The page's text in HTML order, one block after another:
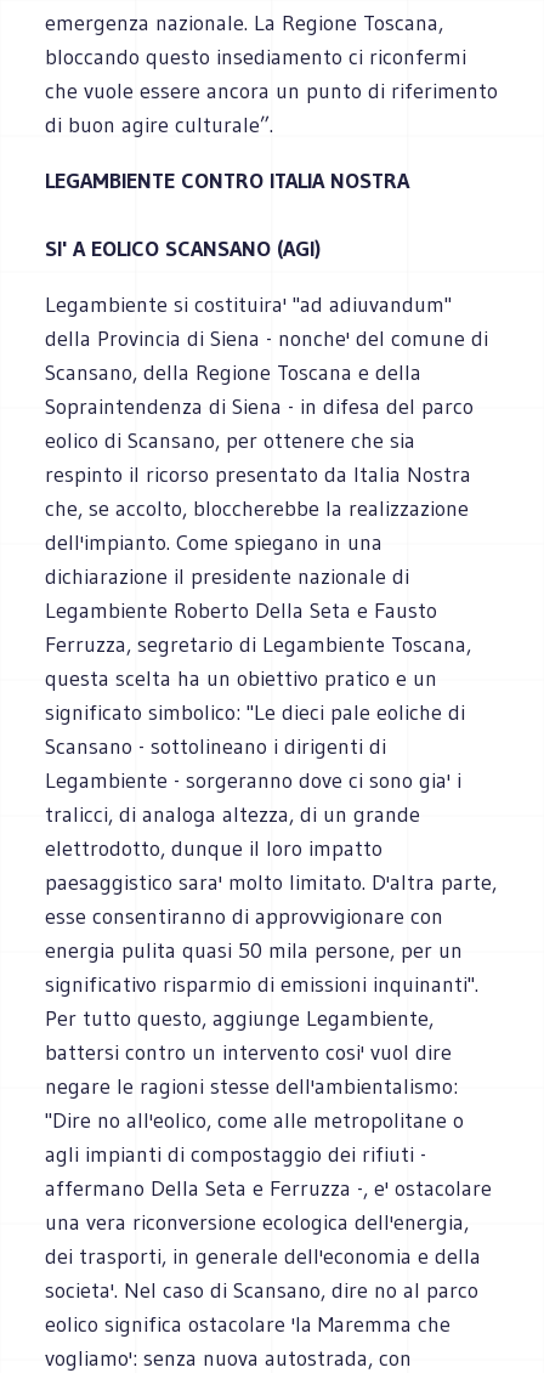
emergenza nazionale. La Regione Toscana,
bloccando questo insediamento ci riconfermi
che vuole essere ancora un punto di riferimento
di buon agire culturale”.
LEGAMBIENTE CONTRO ITALIA NOSTRA
SI' A EOLICO SCANSANO (AGI)
Legambiente si costituira' "ad adiuvandum"
della Provincia di Siena - nonche' del comune di
Scansano, della Regione Toscana e della
Sopraintendenza di Siena - in difesa del parco
eolico di Scansano, per ottenere che sia
respinto il ricorso presentato da Italia Nostra
che, se accolto, bloccherebbe la realizzazione
dell'impianto. Come spiegano in una
dichiarazione il presidente nazionale di
Legambiente Roberto Della Seta e Fausto
Ferruzza, segretario di Legambiente Toscana,
questa scelta ha un obiettivo pratico e un
significato simbolico: "Le dieci pale eoliche di
Scansano - sottolineano i dirigenti di
Legambiente - sorgeranno dove ci sono gia' i
tralicci, di analoga altezza, di un grande
elettrodotto, dunque il loro impatto
paesaggistico sara' molto limitato. D'altra parte,
esse consentiranno di approvvigionare con
energia pulita quasi 50 mila persone, per un
significativo risparmio di emissioni inquinanti".
Per tutto questo, aggiunge Legambiente,
battersi contro un intervento cosi' vuol dire
negare le ragioni stesse dell'ambientalismo:
"Dire no all'eolico, come alle metropolitane o
agli impianti di compostaggio dei rifiuti -
affermano Della Seta e Ferruzza -, e' ostacolare
una vera riconversione ecologica dell'energia,
dei trasporti, in generale dell'economia e della
societa'. Nel caso di Scansano, dire no al parco
eolico significa ostacolare 'la Maremma che
vogliamo': senza nuova autostrada, con